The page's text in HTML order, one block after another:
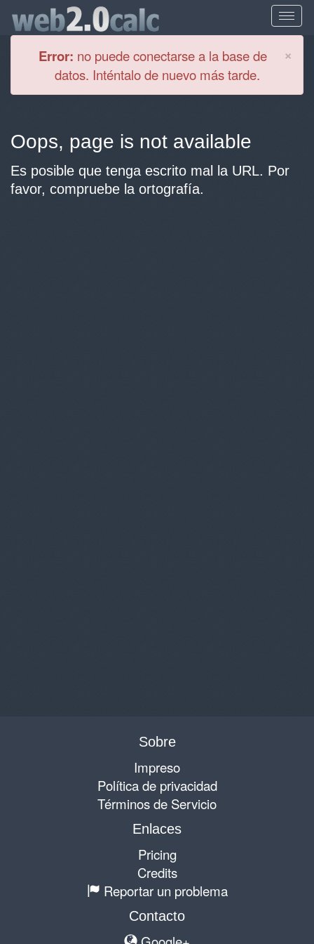
×
Error: no puede conectarse a la base de
datos. Inténtalo de nuevo más tarde.
Oops, page is not available
Es posible que tenga escrito mal la URL. Por
favor, compruebe la ortografía.
Sobre
Impreso
Política de privacidad
Términos de Servicio
Enlaces
Pricing
Credits
Reportar un problema
Contacto